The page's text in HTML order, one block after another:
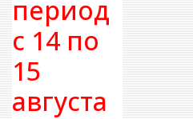
период
с 14 по
15
августа